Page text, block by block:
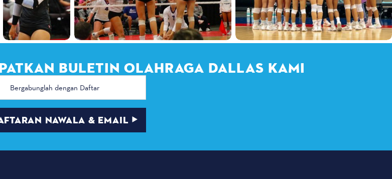
BULETIN OLAHRAGA DALLAS KAMI
NAWALA & EMAIL